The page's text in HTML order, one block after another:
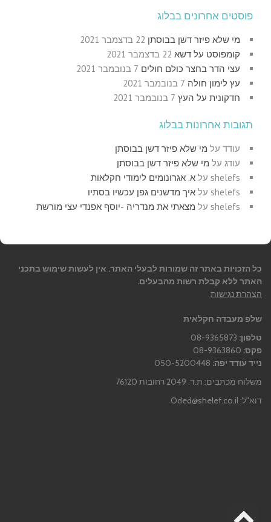
פוסטים אחרונים בבלוג
מי שלא פיזר דשן בבוסתן 22 בדצמבר 2021
קומפוסט על דשא 22 בדצמבר 2021
עצי הדר בחצר כולם חולים 7 בנובמבר 2021
עץ לימון חולה 7 בנובמבר 2021
חדקונית על העץ 7 בנובמבר 2021
תגובות אחרונות בבלוג
עודד על מי שלא פיזר דשן בבוסתן
עודג על מי שלא פיזר דשן בבוסתן
shelefs על א. אגרונומים לימודי חקלאות
shelefs על איך מדשנים גפן עכשיו בסתיו
shelefs על מצאתי את מנדריה -יוסף אפנדי עצי מורשת
כל הזכויות באתר זה שמורות לבעלי האתר. אין לעשות שימוש בתכני
האתר ללא קבלת רשות מהבעלים.
הצהרת נגישות
שלפ מעבדה חקלאית
טלפון:
פקס:
נייד עודד יפה:
משלוח מכתבים: ת.ד. 2049 רחובות 76120
דוא"ל: Oded@shelef.co.il